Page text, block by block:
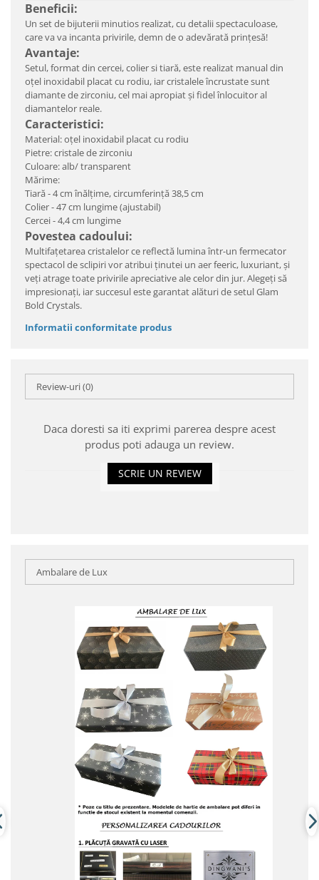
Beneficii:
Un set de bijuterii minutios realizat, cu detalii spectaculoase,
care va va incanta privirile, demn de o adevărată prințesă!
Avantaje:
Setul, format din cercei, colier si tiară, este realizat manual din
oțel inoxidabil placat cu rodiu, iar cristalele încrustate sunt
diamante de zirconiu, cel mai apropiat și fidel înlocuitor al
diamantelor reale.
Caracteristici:
Material: oțel inoxidabil placat cu rodiu
Pietre: cristale de zirconiu
Culoare: alb/ transparent
Mărime:
Tiară - 4 cm înălțime, circumferință 38,5 cm
Colier - 47 cm lungime (ajustabil)
Cercei - 4,4 cm lungime
Povestea cadoului:
Multifațetarea cristalelor ce reflectă lumina într-un fermecator
spectacol de sclipiri vor atribui ținutei un aer feeric, luxuriant, și
veți atrage toate privirile apreciative ale celor din jur. Alegeți să
impresionați, iar succesul este garantat alături de setul Glam
Bold Crystals.
Informatii conformitate produs
Review-uri(0)
Daca doresti sa iti exprimi parerea despre acest
produs poti adauga un review.
SCRIE UN REVIEW
Ambalare de Lux